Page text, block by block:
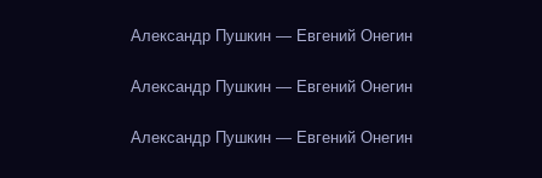
Александр Пушкин — Евгений Онегин
Александр Пушкин — Евгений Онегин
Александр Пушкин — Евгений Онегин